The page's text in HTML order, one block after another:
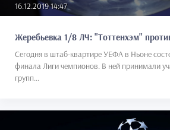
16.12.2019 14:47
Жеребьевка 1/8 ЛЧ: "Тоттенхэм"
Сегодня в штаб-квартире УЕФА в Ньоне
финала Лиги чемпионов. В ней принимали
групп...